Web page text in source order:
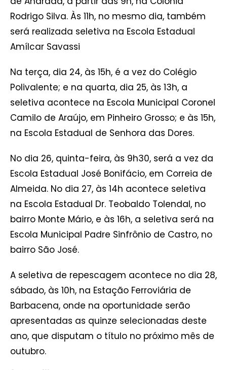
Rodrigo Silva. Às 11h, no mesmo dia, também
será realizada seletiva na Escola Estadual
Amílcar Savassi
Na terça, dia 24, às 15h, é a vez do Colégio
Polivalente; e na quarta, dia 25, às 13h, a
seletiva acontece na Escola Municipal Coronel
Camilo de Araújo, em Pinheiro Grosso; e às 15h,
na Escola Estadual de Senhora das Dores.
No dia 26, quinta-feira, às 9h30, será a vez da
Escola Estadual José Bonifácio, em Correia de
Almeida. No dia 27, às 14h acontece seletiva
na Escola Estadual Dr. Teobaldo Tolendal, no
bairro Monte Mário, e às 16h, a seletiva será na
Escola Municipal Padre Sinfrônio de Castro, no
bairro São José.
A seletiva de repescagem acontece no dia 28,
sábado, às 10h, na Estação Ferroviária de
Barbacena, onde na oportunidade serão
apresentadas as quinze selecionadas deste
ano, que disputam o título no próximo mês de
outubro.